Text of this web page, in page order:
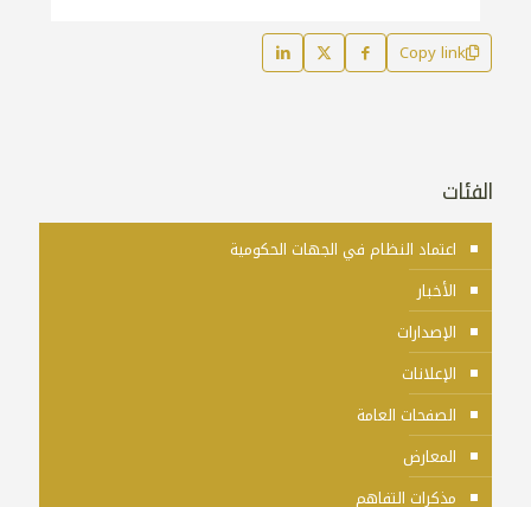
Copy link
الفئات
اعتماد النظام في الجهات الحكومية
الأخبار
الإصدارات
الإعلانات
الصفحات العامة
المعارض
مذكرات التفاهم